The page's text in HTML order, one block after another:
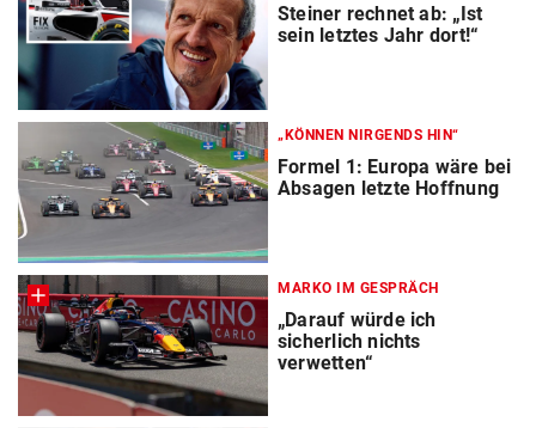
Steiner rechnet ab: „Ist
sein letztes Jahr dort!“
„KÖNNEN NIRGENDS HIN“
Formel 1: Europa wäre bei
Absagen letzte Hoffnung
MARKO IM GESPRÄCH
„Darauf würde ich
sicherlich nichts
verwetten“